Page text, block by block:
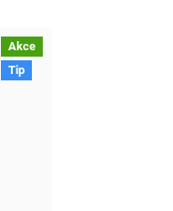
Akce
Tip